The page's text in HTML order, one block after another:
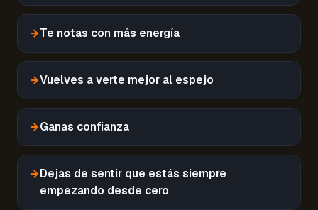
→Te notas con más energía
→Vuelves a verte mejor al espejo
→Ganas confianza
→Dejas de sentir que estás siempre
empezando desde cero